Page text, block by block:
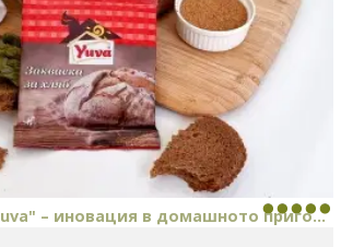
– иновация в домашното приго...